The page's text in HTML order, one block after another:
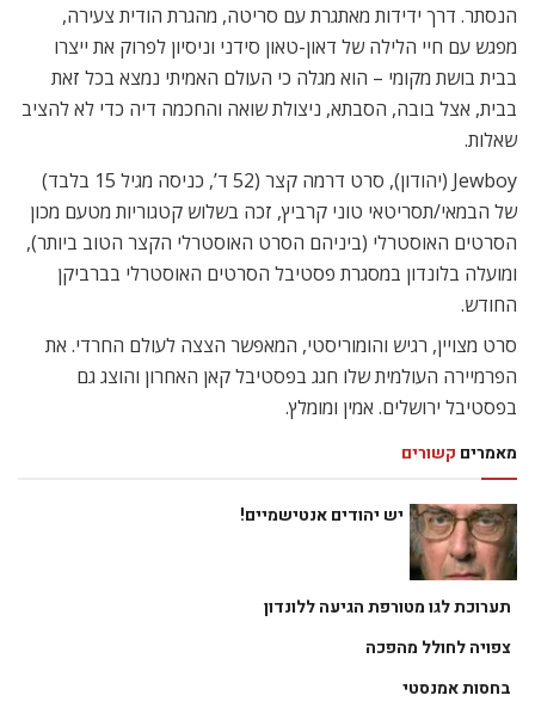
הנסתר. דרך ידידות מאתגרת עם סריטה, מהגרת הודית צעירה,
מפגש עם חיי הלילה של דאון-טאון סידני וניסיון לפרוק את ייצרו
בבית בושת מקומי – הוא מגלה כי העולם האמיתי נמצא בכל זאת
בבית, אצל בובה, הסבתא, ניצולת שואה והחכמה דיה כדי לא להציב
שאלות.
Jewboy (יהודון), סרט דרמה קצר (52 ד’, כניסה מגיל 15 בלבד)
של הבמאי/תסריטאי טוני קרביץ, זכה בשלוש קטגוריות מטעם מכון
הסרטים האוסטרלי (ביניהם הסרט האוסטרלי הקצר הטוב ביותר),
ומועלה בלונדון במסגרת פסטיבל הסרטים האוסטרלי בברביקן
החודש.
סרט מצויין, רגיש והומוריסטי, המאפשר הצצה לעולם החרדי. את
הפרמיירה העולמית שלו חגג בפסטיבל קאן האחרון והוצג גם
בפסטיבל ירושלים. אמין ומומלץ.
מאמרים קשורים
יש יהודים אנטישמיים!
תערוכת לגו מטורפת הגיעה ללונדון
צפויה לחולל מהפכה
בחסות אמנסטי